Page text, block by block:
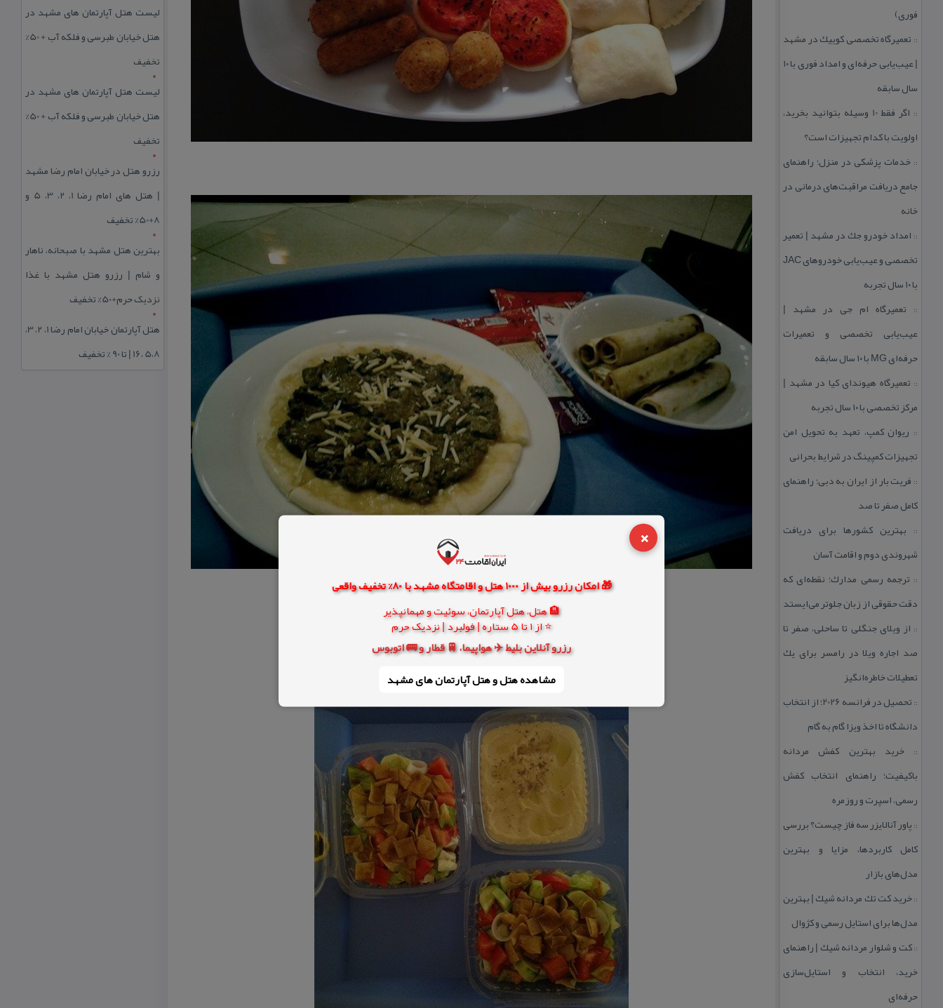
×
🎁 امکان رزرو بیش از 1000 هتل و اقامتگاه مشهد با 80% تخفیف واقعی
🏨 هتل، هتل آپارتمان، سوئیت و مهمانپذیر
⭐ از 1 تا 5 ستاره | فولبرد | نزدیک حرم
رزرو آنلاین بلیط ✈️ هواپیما، 🚆 قطار و 🚌 اتوبوس
مشاهده هتل و هتل‌ آپارتمان های مشهد
فوری)
:: تعمیرگاه تخصصی كوییك در مشهد
| عیب‌یابی حرفه‌ای و امداد فوری با ۱۰
سال سابقه
::
اگر فقط 10 وسیله بتوانید بخرید،
اولویت با كدام تجهیزات است؟
:: خدمات پزشكی در منزل؛ راهنمای
جامع دریافت مراقبت‌های درمانی در
خانه
:: امداد خودرو جك در مشهد | تعمیر
تخصصی و عیب‌یابی خودروهای JAC
با ۱۰ سال تجربه
:: تعمیرگاه ام جی در مشهد |
عیب‌یابی تخصصی و تعمیرات
حرفه‌ای MG با ۱۰ سال سابقه
:: تعمیرگاه هیوندای كیا در مشهد |
مركز تخصصی با ۱۰ سال تجربه
:: ریوان كمپ، تعهد به تحویل امن
تجهیزات كمپینگ در شرایط بحرانی
:: فریت بار از ایران به دبی؛ راهنمای
كامل صفر تا صد
:: بهترین كشورها برای دریافت
شهروندی دوم و اقامت آسان
:: ترجمه رسمی مدارك؛ نقطه‌ای كه
دقت حقوقی از زبان جلوتر می‌ایستد
:: از ویلای جنگلی تا ساحلی، صفر تا
صد اجاره ویلا در رامسر برای یك
تعطیلات خاطره‌انگیز
::
تحصیل در فرانسه 2026؛ از انتخاب
دانشگاه تا اخذ ویزا گام به گام
::خرید بهترین كفش مردانه
باكیفیت؛ راهنمای انتخاب كفش
رسمی، اسپرت و روزمره
:: پاور آنالایزر سه فاز چیست؟ بررسی
كامل كاربردها، مزایا و بهترین
مدل‌های بازار
::خرید كت تك مردانه شیك | بهترین
مدل‌ها برای استایل رسمی و كژوال
::كت و شلوار مردانه شیك | راهنمای
خرید، انتخاب و استایل‌سازی
حرفه‌ای
لیست هتل آپارتمان های مشهد در
هتل خیابان طبرسی و فلکه آب + 50%
تخفیف
لیست هتل آپارتمان های مشهد در
هتل خیابان طبرسی و فلکه آب + 50%
تخفیف
رزرو هتل در خیابان امام رضا مشهد
| هتل‌ های امام رضا 1، 2، 3، 5 و
8+50% تخفیف
بهترین هتل مشهد با صبحانه، ناهار
و شام | رزرو هتل مشهد با غذا
نزدیک حرم+50% تخفیف
هتل آپارتمان خیابان امام رضا 1، 2، 3،
5،8 ،16 | تا 90 % تخفیف